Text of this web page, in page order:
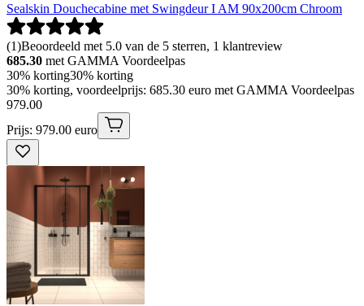
Sealskin Douchecabine met Swingdeur I AM 90x200cm Chroom
(1)Beoordeeld met 5.0 van de 5 sterren, 1 klantreview
685.30 met GAMMA Voordeelpas
30% korting30% korting
30% korting, voordeelprijs: 685.30 euro met GAMMA Voordeelpas
979.00
Prijs: 979.00 euro